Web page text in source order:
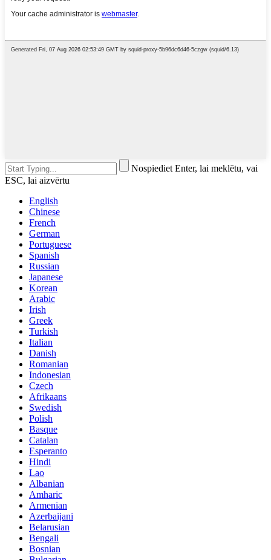
Nospiediet Enter, lai meklētu, vai
ESC, lai aizvērtu
English
Chinese
French
German
Portuguese
Spanish
Russian
Japanese
Korean
Arabic
Irish
Greek
Turkish
Italian
Danish
Romanian
Indonesian
Czech
Afrikaans
Swedish
Polish
Basque
Catalan
Esperanto
Hindi
Lao
Albanian
Amharic
Armenian
Azerbaijani
Belarusian
Bengali
Bosnian